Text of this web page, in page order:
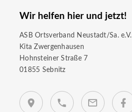
Wir helfen hier und jetzt!
ASB Ortsverband Neustadt/Sa. e.V.
Kita Zwergenhausen
Hohnsteiner Straße 7
01855 Sebnitz